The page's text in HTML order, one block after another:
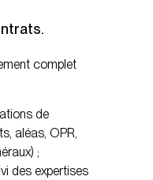
complet
de
aléas, OPR,
;
des expertises